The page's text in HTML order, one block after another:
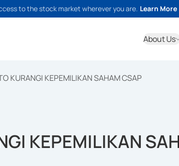
to the stock market wherever you are. Learn More
About Us
KURANGI KEPEMILIKAN SAHAM CSAP
KEPEMILIKAN